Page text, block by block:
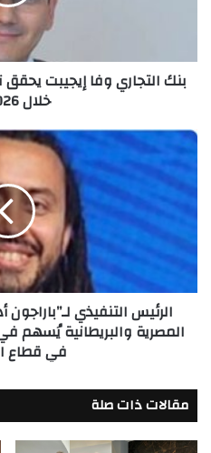
صافي
الأرباح
2026
خلال Q1 2026
الرئيس
التنفيذي
لـ”باراجون
أدير”:
التعاون
الشركات
المصرية
والبريطانية
يُسهم
في
الأخضر
في
قطاع
الرئيس التنفيذي
المصرية والبريطانية يُسهم
في قطاع
مقالات ذات صلة